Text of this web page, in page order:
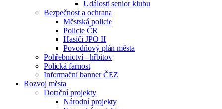
Události senior klubu
Bezpečnost a ochrana
Městská policie
Policie ČR
Hasiči JPO II
Povodňový plán města
Pohřebnictví - hřbitov
Polická farnost
Informační banner ČEZ
Rozvoj města
Dotační projekty
Národní projekty